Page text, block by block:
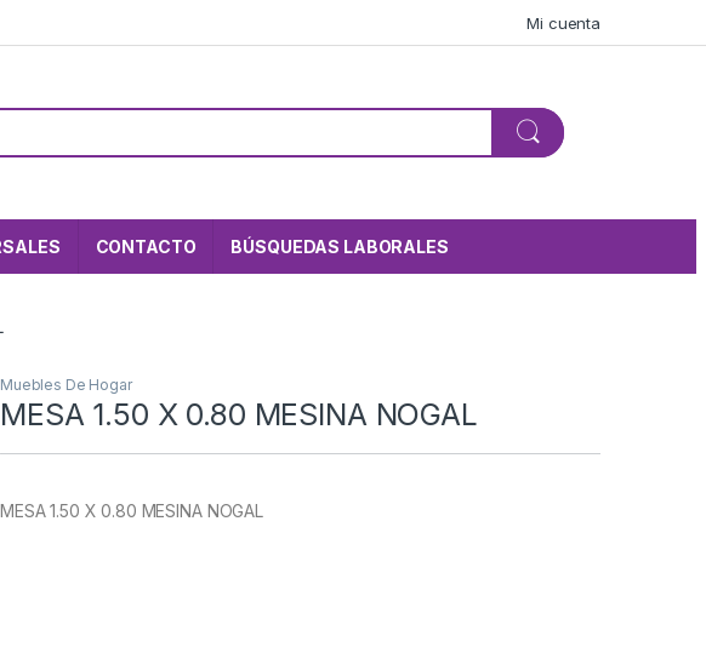
Mi cuenta
CONTACTO BÚSQUEDAS LABORALES
Muebles De Hogar
MESA 1.50 X 0.80 MESINA NOGAL
MESA 1.50 X 0.80 MESINA NOGAL